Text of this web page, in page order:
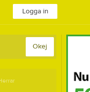
Logga in
Okej